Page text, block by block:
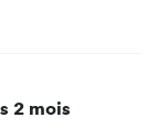
2 mois